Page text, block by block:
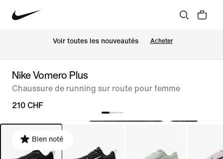
Voir toutes les nouveautés Acheter
Nike Vomero Plus
Chaussure de running sur route pour femme
210 CHF
Bien noté